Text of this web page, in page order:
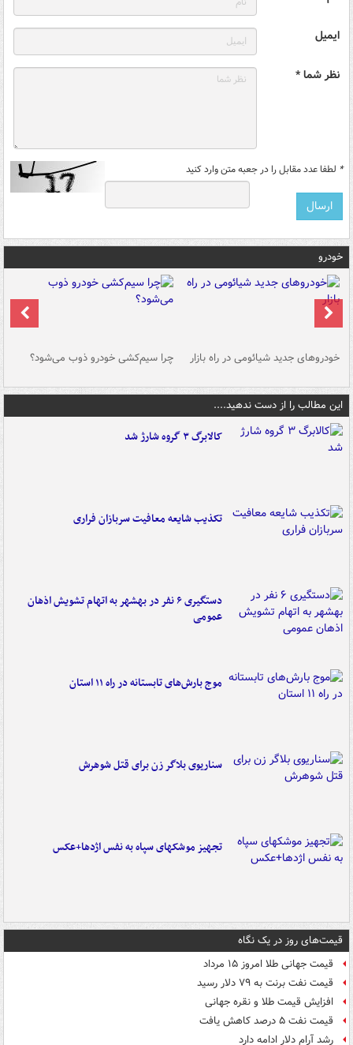
ایمیل
نظر شما *
* لطفا عدد مقابل را در جعبه متن وارد کنید
خودرو
خودروهای جدید شیائومی در راه بازار چرا سیم‌کشی خودرو ذوب می‌شود؟
این مطالب را از دست ندهید....
کالابرگ ۳ گروه شارژ شد
تکذیب شایعه معافیت سربازان فراری
دستگیری ۶ نفر در بهشهر به اتهام تشویش اذهان
عمومی
موج بارش‌های تابستانه در راه ۱۱ استان
سناریوی بلاگر زن برای قتل شوهرش
تجهیز موشکهای سپاه به نفس اژدها+عکس
قیمت‌های روز در یک نگاه
قیمت جهانی طلا امروز ۱۵ مرداد
قیمت نفت برنت به ۷۹ دلار رسید
افزایش قیمت طلا و نقره جهانی
قیمت نفت ۵ درصد کاهش یافت
رشد آرام دلار ادامه دارد